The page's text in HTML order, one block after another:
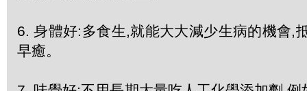
6. 身體好:多食生,就能大大減少生病的機會,
早癒。